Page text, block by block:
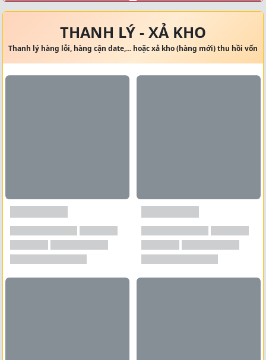
THANH LÝ - XẢ KHO
Thanh lý hàng lỗi, hàng cận date,... hoặc xả kho (hàng mới) thu hồi vốn